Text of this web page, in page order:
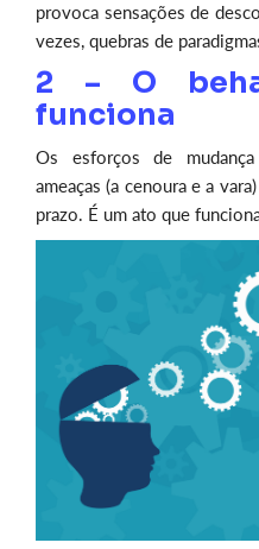
provoca sensações de
vezes, quebras de
2 – O
funciona
Os esforços de
ameaças (a cenoura e a
prazo. É um ato que